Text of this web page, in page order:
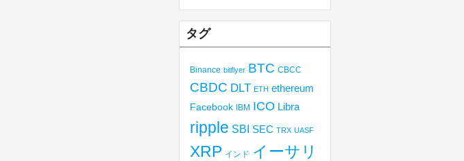
タグ
Binance bitflyer BTC CBCC
CBDC DLT ETH ethereum
Facebook IBM ICO Libra
ripple SBI SEC TRX UASF
XRP インド イーサリ